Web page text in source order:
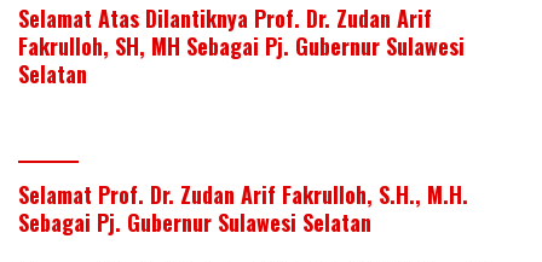
Selamat Atas Dilantiknya Prof. Dr. Zudan Arif
Fakrulloh, SH, MH Sebagai Pj. Gubernur Sulawesi
Selatan
Selamat Prof. Dr. Zudan Arif Fakrulloh, S.H., M.H.
Sebagai Pj. Gubernur Sulawesi Selatan